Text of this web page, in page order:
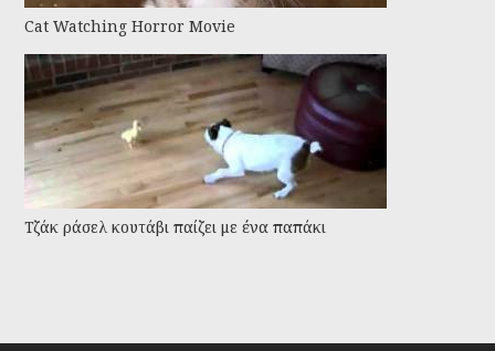
Cat Watching Horror Movie
Τζάκ ράσελ κουτάβι παίζει με ένα παπάκι